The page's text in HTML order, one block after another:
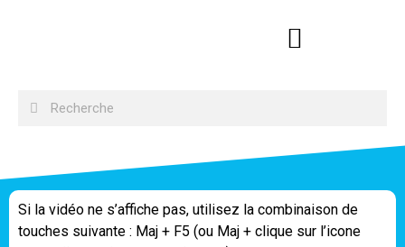
Si la vidéo ne s’affiche pas, utilisez la combinaison de
touches suivante : Maj + F5 (ou Maj + clique sur l’icone